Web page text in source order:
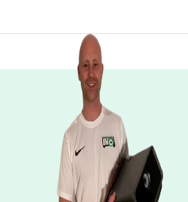
3 gelijke delen